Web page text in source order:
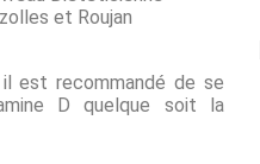
est recommandé de se
D quelque soit la